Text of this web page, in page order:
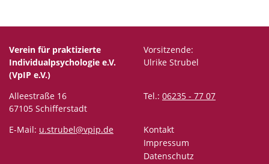
Verein für praktizierte
Individualpsychologie e.V.
(VpIP e.V.)
Vorsitzende:
Ulrike Strubel
Alleestraße 16
67105 Schifferstadt
Tel.: 06235 - 77 07
E-Mail: u.strubel@vpip.de
Kontakt
Impressum
Datenschutz